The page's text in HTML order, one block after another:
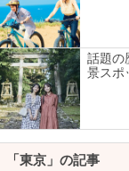
話題の
景スポ
「東京」の記事